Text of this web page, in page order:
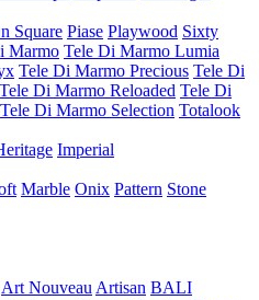
Square Piase Playwood Sixty
Marmo Tele Di Marmo Lumia
Tele Di Marmo Precious Tele Di
Tele Di Marmo Reloaded Tele Di
Tele Di Marmo Selection Totalook
Imperial
Marble Onix Pattern Stone
Art Nouveau Artisan BALI